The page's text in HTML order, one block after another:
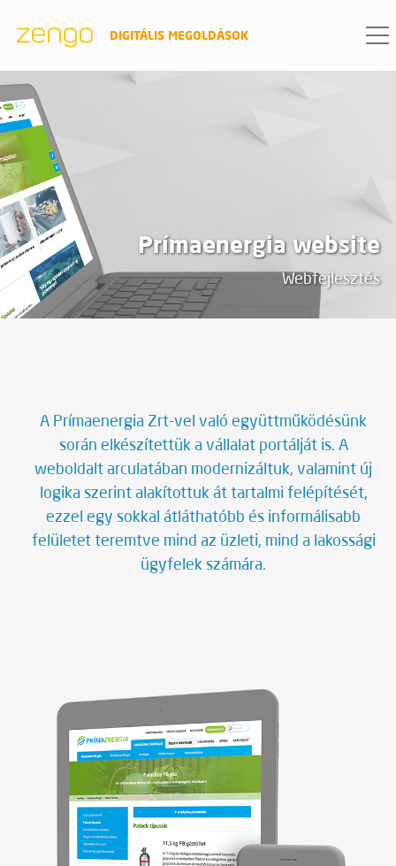
DIGITÁLIS MEGOLDÁSOK
Prímaenergia website
Webfejlesztés
A Prímaenergia Zrt-vel való együttműködésünk
során elkészítettük a vállalat portálját is. A
weboldalt arculatában modernizáltuk, valamint új
logika szerint alakítottuk át tartalmi felépítését,
ezzel egy sokkal átláthatóbb és informálisabb
felületet teremtve mind az üzleti, mind a lakossági
ügyfelek számára.
PROJEKT ADATOK
2018
A Prímaenergia Zrt. a PB-gáz, valamint a
tiszta propán gáz legnagyobb
magyarországi kiskereskedelmi
feladat
teljes körű design tervezés, front-end és
back-end fejlesztés
megjelenés